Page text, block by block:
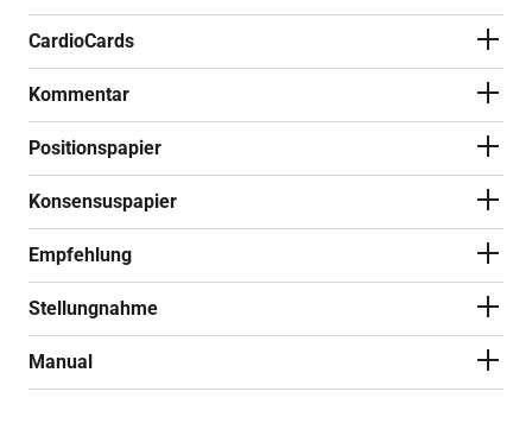
CardioCards
Kommentar
Positionspapier
Konsensuspapier
Empfehlung
Stellungnahme
Manual